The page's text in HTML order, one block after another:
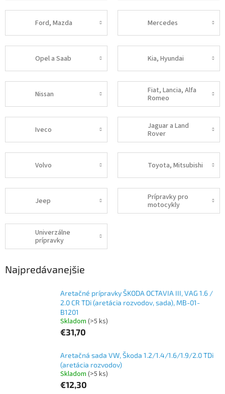
Ford, Mazda Mercedes
Opel a Saab Kia, Hyundai
Nissan
Fiat, Lancia, Alfa
Romeo
Iveco
Jaguar a Land
Rover
Volvo Toyota, Mitsubishi
Jeep
Prípravky pro
motocykly
Univerzálne
prípravky
Najpredávanejšie
Aretačné prípravky ŠKODA OCTAVIA III, VAG 1.6 /
2.0 CR TDi (aretácia rozvodov, sada), MB-01-
B1201
Skladom (>5 ks)
€31,70
Aretačná sada VW, Škoda 1.2/1.4/1.6/1.9/2.0 TDi
(aretácia rozvodov)
Skladom (>5 ks)
€12,30